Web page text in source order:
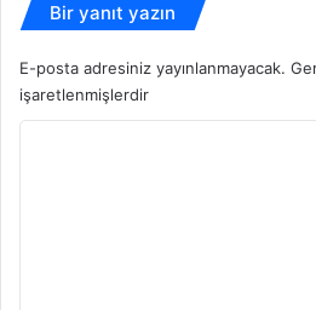
Bir yanıt yazın
E-posta adresiniz yayınlanmayacak.
işaretlenmişlerdir